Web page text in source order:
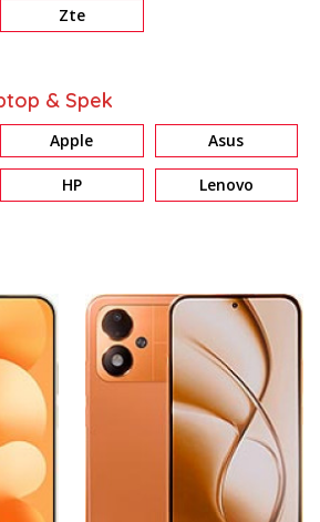
Zte
& Spek
Apple Asus
HP Lenovo